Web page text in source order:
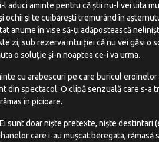
aduci aminte pentru că știi nu-l vei uita
și te cuibărești tremurând în
anume în vise să-ți adăpostească
zi, sub rezerva intuiției că nu vei găsi o
o soluție și-n noaptea ce-i va urma.
cu arabescuri pe care buricul
din spectacol. O clipă senzuală care s-a
în picioare.
sunt doar niște pretexte, niște destintari
care i-au mușcat beregata, rămasă